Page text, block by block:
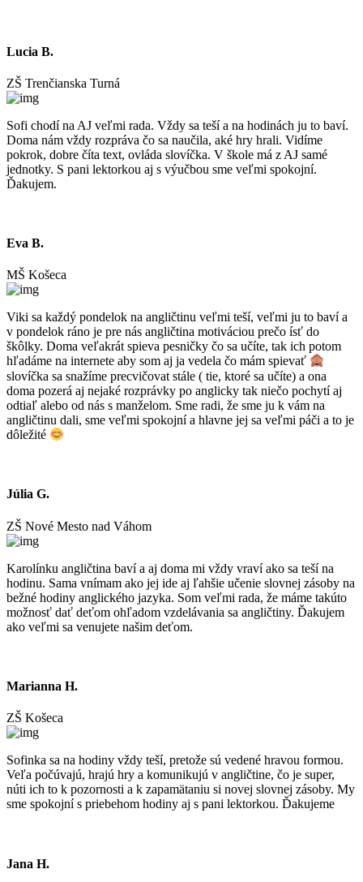
Lucia B.
ZŠ Trenčianska Turná
Sofi chodí na AJ veľmi rada. Vždy sa teší a na hodinách ju to baví.
Doma nám vždy rozpráva čo sa naučila, aké hry hrali. Vidíme
pokrok, dobre číta text, ovláda slovíčka. V škole má z AJ samé
jednotky. S pani lektorkou aj s výučbou sme veľmi spokojní.
Ďakujem.
Eva B.
MŠ Košeca
Viki sa každý pondelok na angličtinu veľmi teší, veľmi ju to baví a
v pondelok ráno je pre nás angličtina motiváciou prečo ísť do
škôlky. Doma veľakrát spieva pesničky čo sa učíte, tak ich potom
hľadáme na internete aby som aj ja vedela čo mám spievať
slovíčka sa snažíme precvičovat stále ( tie, ktoré sa učíte) a ona
doma pozerá aj nejaké rozprávky po anglicky tak niečo pochytí aj
odtiaľ alebo od nás s manželom. Sme radi, že sme ju k vám na
angličtinu dali, sme veľmi spokojní a hlavne jej sa veľmi páči a to je
dôležité
Júlia G.
ZŠ Nové Mesto nad Váhom
Karolínku angličtina baví a aj doma mi vždy vraví ako sa teší na
hodinu. Sama vnímam ako jej ide aj ľahšie učenie slovnej zásoby na
bežné hodiny anglického jazyka. Som veľmi rada, že máme takúto
možnosť dať deťom ohľadom vzdelávania sa angličtiny. Ďakujem
ako veľmi sa venujete našim deťom.
Marianna H.
ZŠ Košeca
Sofinka sa na hodiny vždy teší, pretože sú vedené hravou formou.
Veľa počúvajú, hrajú hry a komunikujú v angličtine, čo je super,
núti ich to k pozornosti a k zapamätaniu si novej slovnej zásoby. My
sme spokojní s priebehom hodiny aj s pani lektorkou. Ďakujeme
Jana H.